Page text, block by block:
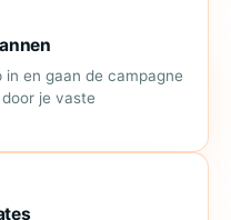
in en gaan de campagne
je vaste